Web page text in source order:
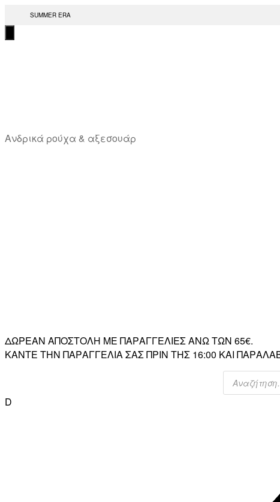
Μετάβαση
στο
περιεχόμενο
SUMMER ERA
Ανδρικά ρούχα & αξεσουάρ
ΔΩΡΕΑΝ ΑΠΟΣΤΟΛΗ ΜΕ ΠΑΡΑΓΓΕΛΙΕΣ ΑΝΩ ΤΩΝ 65€.
ΚΑΝΤΕ ΤΗΝ ΠΑΡΑΓΓΕΛΙΑ ΣΑΣ ΠΡΙΝ ΤΗΣ 16:00 ΚΑΙ
Products
search
D